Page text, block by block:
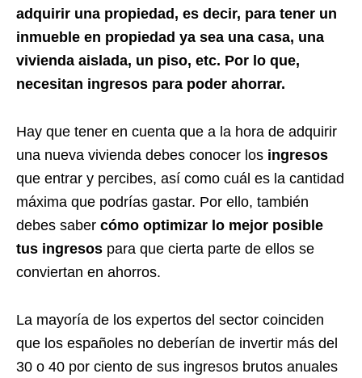
adquirir una propiedad, es decir, para tener un
inmueble en propiedad ya sea una casa, una
vivienda aislada, un piso, etc. Por lo que,
necesitan ingresos para poder ahorrar.
Hay que tener en cuenta que a la hora de adquirir
una nueva vivienda debes conocer los ingresos
que entrar y percibes, así como cuál es la cantidad
máxima que podrías gastar. Por ello, también
debes saber cómo optimizar lo mejor posible
tus ingresos para que cierta parte de ellos se
conviertan en ahorros.
La mayoría de los expertos del sector coinciden
que los españoles no deberían de invertir más del
30 o 40 por ciento de sus ingresos brutos anuales